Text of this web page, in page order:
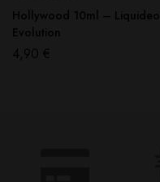
Hollywood 10ml – Liquideo
Evolution
4,90 €